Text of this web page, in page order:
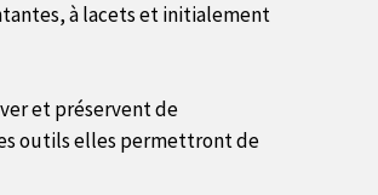
à lacets et initialement
et préservent de
outils elles permettront de